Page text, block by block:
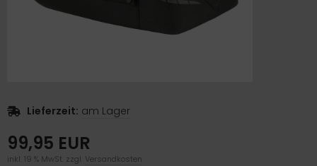
Lieferzeit: am Lager
99,95 EUR
inkl. 19 % MwSt. zzgl. Versandkosten